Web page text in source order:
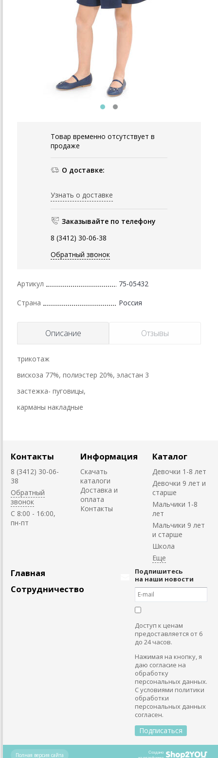
Товар временно отсутствует в
продаже
О доставке:
Узнать о доставке
Заказывайте по телефону
8 (3412) 30-06-38
Обратный звонок
Артикул 75-05432
Страна Россия
Описание Отзывы
трикотаж
вискоза 77%, полиэстер 20%, эластан 3
застежка- пуговицы,
карманы накладные
Контакты
8 (3412) 30-06-
38
Обратный
звонок
C 8:00 - 16:00,
пн-пт
Информация
Скачать
каталоги
Доставка и
оплата
Контакты
Каталог
Девочки 1-8 лет
Девочки 9 лет и
старше
Мальчики 1-8
лет
Мальчики 9 лет
и старше
Школа
Главная
Сотрудничество
Подпишитесь
на наши новости
Доступ к ценам
предоставляется от 6
до 24 часов.
Нажимая на кнопку, я
даю согласие на
обработку
персональных данных.
С условиями политики
обработки
персональных данных
согласен.
Создано
Полная версия сайта